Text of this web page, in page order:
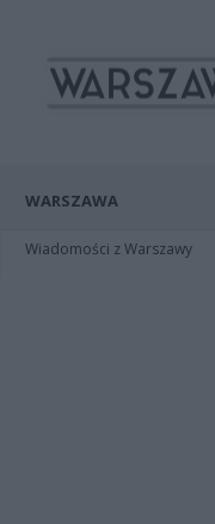
WARSZAWA
Wiadomości z Warszawy